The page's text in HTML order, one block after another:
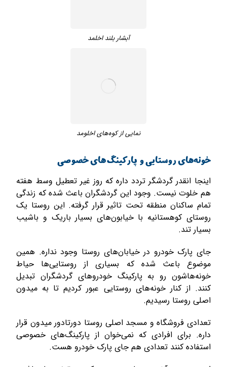
آبشار بلند اخلمد
نمایی از کوه‌های اخلومد
خونه‌های روستایی و پارکینگ‌های خصوصی
اینجا انقدر گردشگر تردد داره که روز غیر تعطیل وسط هفته
هم خلوت نیست. وجود این گردشگران باعث شده که زندگی
تمام ساکنان منطقه تحت تاثیر قرار گرفته. این روستا یک
روستای کوهستانیه با خیابون‌های بسیار باریک و باشیب
بسیار تند.
جای پارک خودرو در خیابان‌های روستا وجود نداره. همین
موضوع باعث شده که بسیاری از روستایی‌ها حیاط
خونه‌هاشون رو به پارکینگ خودروهای گردشگران تبدیل
کنند. از کنار خونه‌های روستایی عبور کردیم تا به میدون
اصلی روستا رسیدیم.
تعدادی فروشگاه‌ و مسجد اصلی روستا دورتادور میدون قرار
داره. برای افرادی که نمی‌خوان از پارکینگ‌های خصوصی
استفاده کنند تعدادی هم جای پارک خودرو هست.